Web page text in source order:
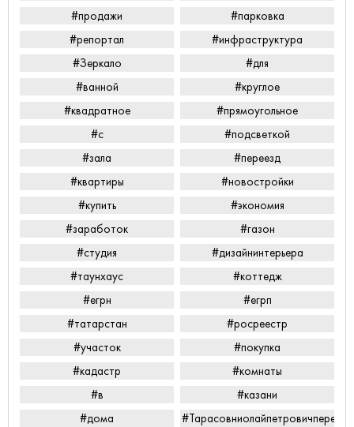
#продажи
#парковка
#репортал
#инфраструктура
#Зеркало
#для
#ванной
#круглое
#квадратное
#прямоугольное
#с
#подсветкой
#зала
#переезд
#квартиры
#новостройки
#купить
#экономия
#заработок
#газон
#студия
#дизайнинтерьера
#таунхаус
#коттедж
#егрн
#егрп
#татарстан
#росреестр
#участок
#покупка
#кадастр
#комнаты
#в
#казани
#дома